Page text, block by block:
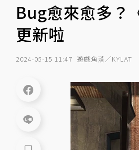
Bug愈來愈多？
更新啦
2024-05-15 11:47 遊戲角落／KYLAT